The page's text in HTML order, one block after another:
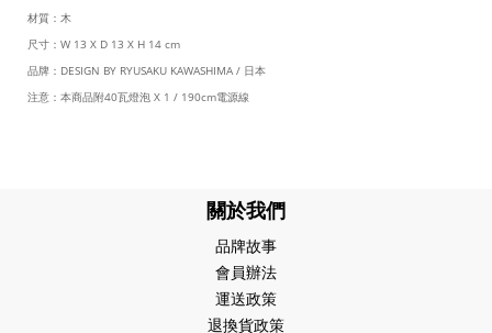
材質：木
尺寸：W 13 X D 13 X H 14 cm
品牌：DESIGN BY RYUSAKU KAWASHIMA / 日本
注意：本商品附40瓦燈泡 X 1 / 190cm電源線
關於我們
品牌故事
會員辦法
運送政策
退換貨政策